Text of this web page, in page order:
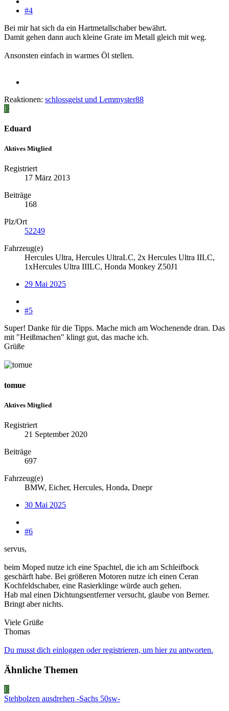
#4
Bei mir hat sich da ein Hartmetallschaber bewährt.
Damit gehen dann auch kleine Grate im Metall gleich mit weg.
Ansonsten einfach in warmes Öl stellen.
Reaktionen: schlossgeist und Lemmyster88
E
Eduard
Aktives Mitglied
Registriert
17 März 2013
Beiträge
168
Plz/Ort
52249
Fahrzeug(e)
Hercules Ultra, Hercules UltraLC, 2x Hercules Ultra IILC,
1xHercules Ultra IIILC, Honda Monkey Z50J1
29 Mai 2025
#5
Super! Danke für die Tipps. Mache mich am Wochenende dran. Das
mit "Heißmachen" klingt gut, das mache ich.
Grüße
tomue
Aktives Mitglied
Registriert
21 September 2020
Beiträge
697
Fahrzeug(e)
BMW, Eicher, Hercules, Honda, Dnepr
30 Mai 2025
#6
servus,
beim Moped nutze ich eine Spachtel, die ich am Schleifbock
geschärft habe. Bei größeren Motoren nutze ich einen Ceran
Kochfeldschaber, eine Rasierklinge würde auch gehen.
Hab mal einen Dichtungsentferner versucht, glaube von Berner.
Bringt aber nichts.
Viele Grüße
Thomas
Du musst dich einloggen oder registrieren, um hier zu antworten.
Ähnliche Themen
E
Stehbolzen ausdrehen -Sachs 50sw-